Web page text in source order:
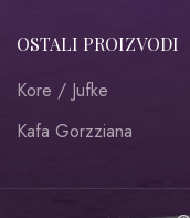
OSTALI PROIZVODI
Kore / Jufke
Kafa Gorzziana